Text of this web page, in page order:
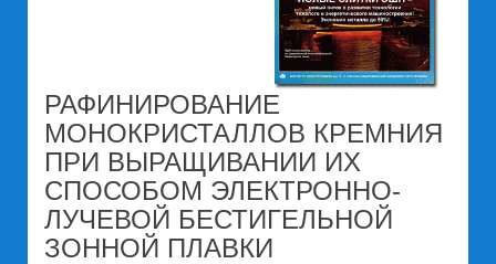
РАФИНИРОВАНИЕ
МОНОКРИСТАЛЛОВ КРЕМНИЯ
ПРИ ВЫРАЩИВАНИИ ИХ
СПОСОБОМ ЭЛЕКТРОННО-
ЛУЧЕВОЙ БЕСТИГЕЛЬНОЙ
ЗОННОЙ ПЛАВКИ